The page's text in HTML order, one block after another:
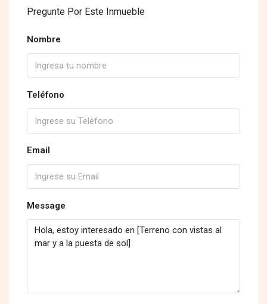
Pregunte Por Este Inmueble
Nombre
Teléfono
Email
Message